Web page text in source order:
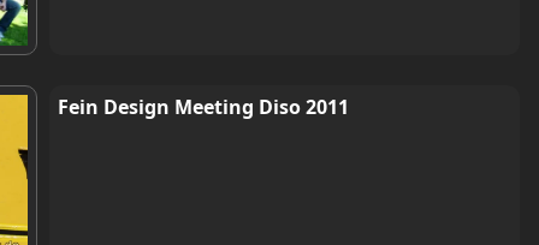
Fein Design Meeting Diso 2011